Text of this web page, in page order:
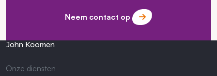
Neem contact op
John Koomen
Onze diensten